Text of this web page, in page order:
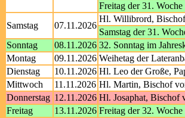
Freitag der 31. Woche
Samstag
07.11.2026
Hl. Willibrord, Bischof
Samstag der 31.
Sonntag
08.11.2026 32. Sonntag im
Montag
09.11.2026 Weihetag der
Dienstag
10.11.2026 Hl. Leo der Große,
Mittwoch
11.11.2026 Hl. Martin, Bischof
Donnerstag 12.11.2026 Hl. Josaphat, Bischof
Freitag
13.11.2026 Freitag der 32. Woche